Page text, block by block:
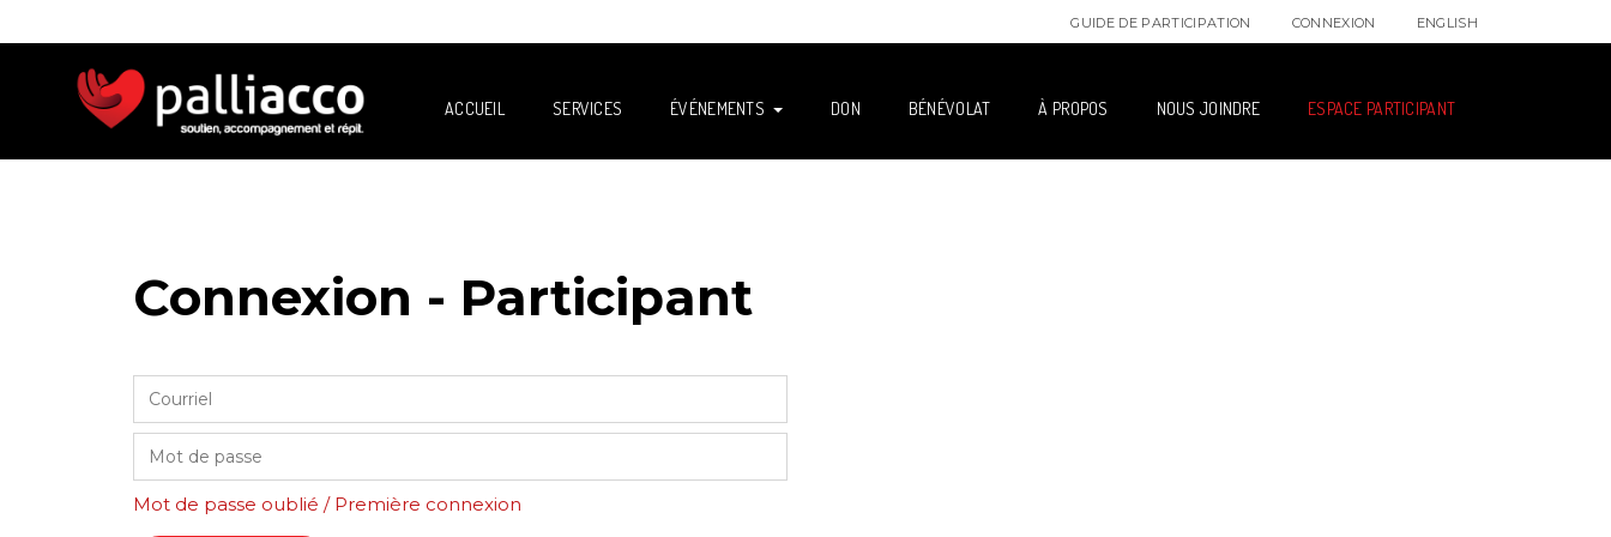
GUIDE DE PARTICIPATION CONNEXION ENGLISH
ACCUEIL SERVICES ÉVÉNEMENTS DON BÉNÉVOLAT À PROPOS NOUS JOINDRE ESPACE PARTICIPANT
Connexion - Participant
Mot de passe oublié / Première connexion